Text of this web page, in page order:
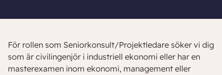
För rollen som Seniorkonsult/Projektledare söker vi dig
som är civilingenjör i industriell ekonomi eller har en
masterexamen inom ekonomi, management eller